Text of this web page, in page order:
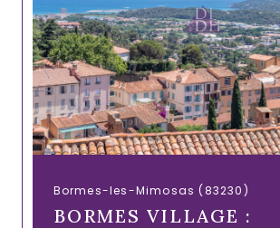
Bormes-les-Mimosas (83230)
BORMES VILLAGE :